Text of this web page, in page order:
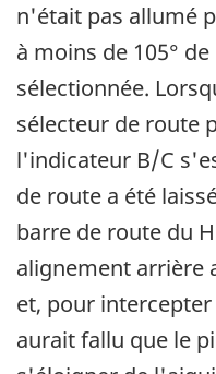
n'était pas allumé
à moins de 105°
sélectionnée.
sélecteur de route
l'indicateur B/C
de route a été
barre de route du
alignement arrière
et, pour
aurait fallu que le